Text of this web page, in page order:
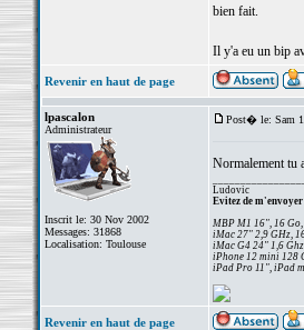
bien fait.
Il y'a eu un bip
Revenir en haut de page
lpascalon
Administrateur
Inscrit le: 30 Nov 2002
Messages: 31868
Localisation: Toulouse
Post� le: Sam
Normalement tu
Ludovic
Evitez de m'envoyer
MBP M1 16", 16 Go,
iMac 27" 2,9 GHz,
iMac G4 24" 1,6
iPhone 12 mini 128
iPad Pro 11", iPad
Revenir en haut de page